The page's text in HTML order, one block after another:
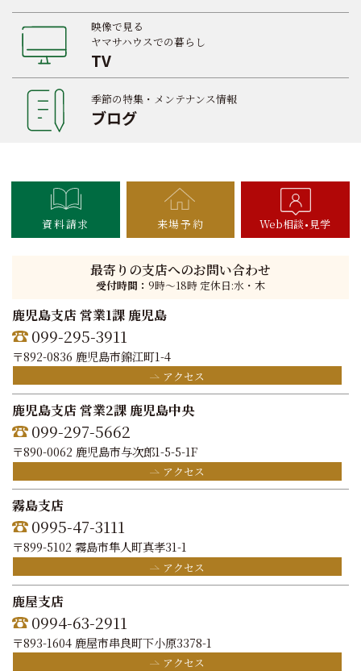
映像で見る
ヤマサハウスでの暮らし
TV
季節の特集・メンテナンス情報
ブログ
資料請求 来場予約 Web相談 見学
最寄りの支店へのお問い合わせ
受付時間： 9時〜18時 定休日:水・木
鹿児島支店 営業1課 鹿児島
099-295-3911
〒892-0836 鹿児島市錦江町1-4
アクセス
鹿児島支店 営業2課 鹿児島中央
099-297-5662
〒890-0062 鹿児島市与次郎1-5-5-1F
アクセス
霧島支店
0995-47-3111
〒899-5102 霧島市隼人町真孝31-1
アクセス
鹿屋支店
0994-63-2911
〒893-1604 鹿屋市串良町下小原3378-1
アクセス